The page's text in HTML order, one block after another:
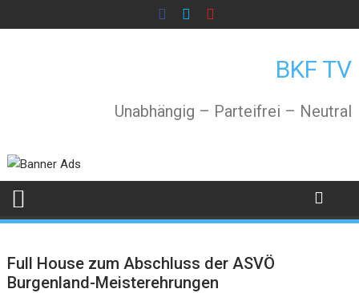
to
BKF TV
Unabhängig – Parteifrei – Neutral
Full House zum Abschluss der ASVÖ
Burgenland-Meisterehrungen